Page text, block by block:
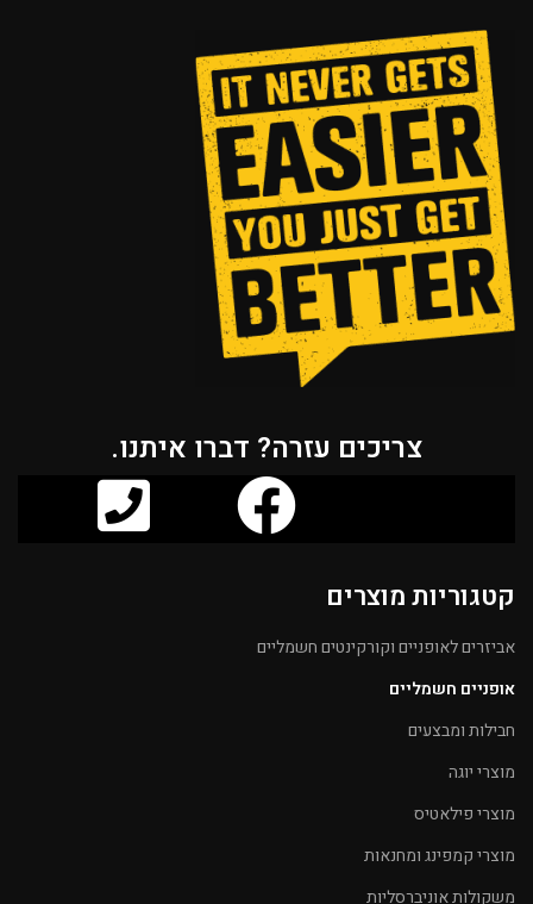
צריכים עזרה? דברו איתנו.
קטגוריות מוצרים
אביזרים לאופניים וקורקינטים חשמליים
אופניים חשמליים
חבילות ומבצעים
מוצרי יוגה
מוצרי פילאטיס
מוצרי קמפינג ומחנאות
משקולות אוניברסליות